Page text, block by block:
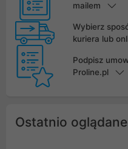
mailem
Wybierz
kuriera lub
Podpisz
Proline.pl
Ostatnio oglądane